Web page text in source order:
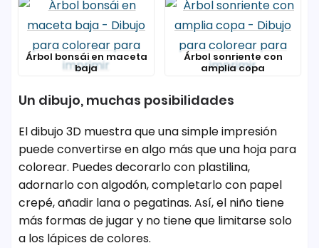
Árbol bonsái en maceta
baja
Árbol sonriente con
amplia copa
Un dibujo, muchas posibilidades
El dibujo 3D muestra que una simple impresión
puede convertirse en algo más que una hoja para
colorear. Puedes decorarlo con plastilina,
adornarlo con algodón, completarlo con papel
crepé, añadir lana o pegatinas. Así, el niño tiene
más formas de jugar y no tiene que limitarse solo
a los lápices de colores.